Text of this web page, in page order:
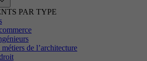
PAR TYPE
de l’architecture